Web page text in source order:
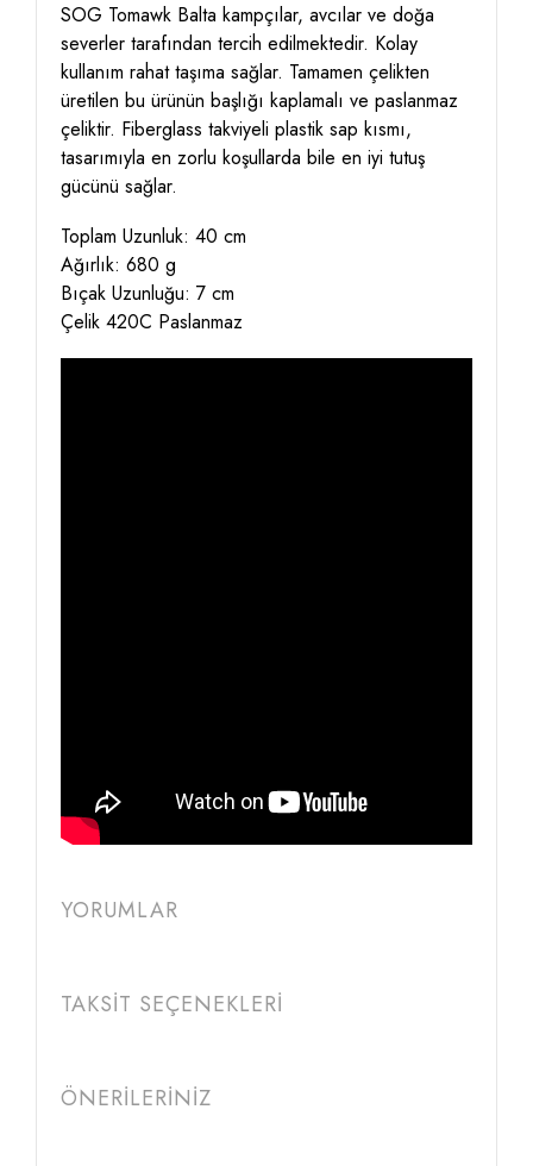
SOG Tomawk Balta kampçılar, avcılar ve doğa
severler tarafından tercih edilmektedir. Kolay
kullanım rahat taşıma sağlar. Tamamen çelikten
üretilen bu ürünün başlığı kaplamalı ve paslanmaz
çeliktir. Fiberglass takviyeli plastik sap kısmı,
tasarımıyla en zorlu koşullarda bile en iyi tutuş
gücünü sağlar.
Toplam Uzunluk: 40 cm
Ağırlık: 680 g
Bıçak Uzunluğu: 7 cm
Çelik 420C Paslanmaz
YORUMLAR
TAKSİT SEÇENEKLERİ
ÖNERİLERİNİZ